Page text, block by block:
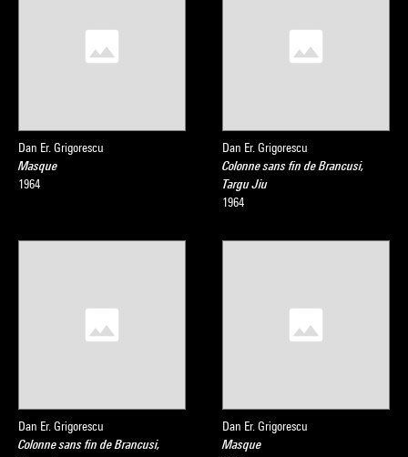
Dan Er. Grigorescu
Masque
1964
Dan Er. Grigorescu
Colonne sans fin de Brancusi,
Targu Jiu
1964
Dan Er. Grigorescu
Colonne sans fin de Brancusi,
Dan Er. Grigorescu
Masque